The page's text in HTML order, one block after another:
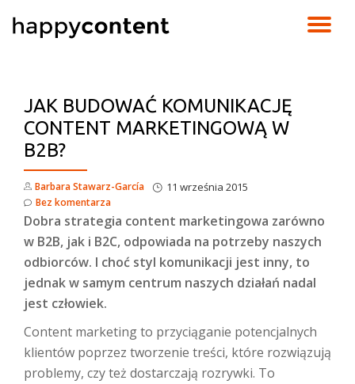
Skip
JAK BUDOWAĆ KOMUNIKACJĘ
CONTENT MARKETINGOWĄ W
B2B?
Barbara Stawarz-García 11 września 2015
Bez komentarza
Dobra strategia content marketingowa zarówno
w B2B, jak i B2C, odpowiada na potrzeby naszych
odbiorców. I choć styl komunikacji jest inny, to
jednak w samym centrum naszych działań nadal
jest człowiek.
Content marketing to przyciąganie potencjalnych
klientów poprzez tworzenie treści, które rozwiązują
problemy, czy też dostarczają rozrywki. To